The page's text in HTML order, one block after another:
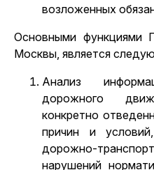
возложенных
Основными
Москвы, является
Анализ
дорожного
конкретно
причин и
дорожно-
нарушений